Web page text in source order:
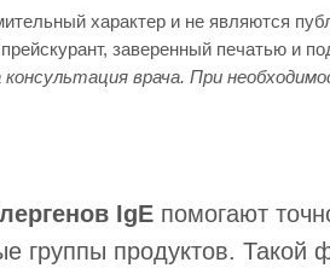
характер и не являются
заверенный печатью и
врача. При
IgE помогают
группы продуктов. Такой